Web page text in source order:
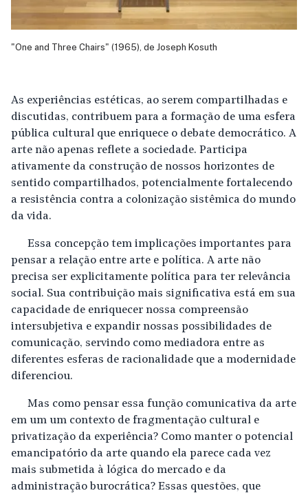
"One and Three Chairs" (1965), de Joseph Kosuth
As experiências estéticas, ao serem compartilhadas e
discutidas, contribuem para a formação de uma esfera
pública cultural que enriquece o debate democrático. A
arte não apenas reflete a sociedade. Participa
ativamente da construção de nossos horizontes de
sentido compartilhados, potencialmente fortalecendo
a resistência contra a colonização sistêmica do mundo
da vida.
Essa concepção tem implicações importantes para
pensar a relação entre arte e política. A arte não
precisa ser explicitamente política para ter relevância
social. Sua contribuição mais significativa está em sua
capacidade de enriquecer nossa compreensão
intersubjetiva e expandir nossas possibilidades de
comunicação, servindo como mediadora entre as
diferentes esferas de racionalidade que a modernidade
diferenciou.
Mas como pensar essa função comunicativa da arte
em um um contexto de fragmentação cultural e
privatização da experiência? Como manter o potencial
emancipatório da arte quando ela parece cada vez
mais submetida à lógica do mercado e da
administração burocrática? Essas questões, que